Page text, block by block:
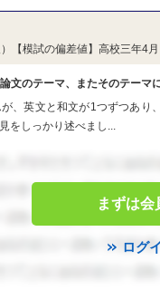
）【模試の偏差値】高校三年
文のテーマ、またそのテーマ
、英文と和文が1つずつあり
をしっかり述べまし...
まずは会
ログ